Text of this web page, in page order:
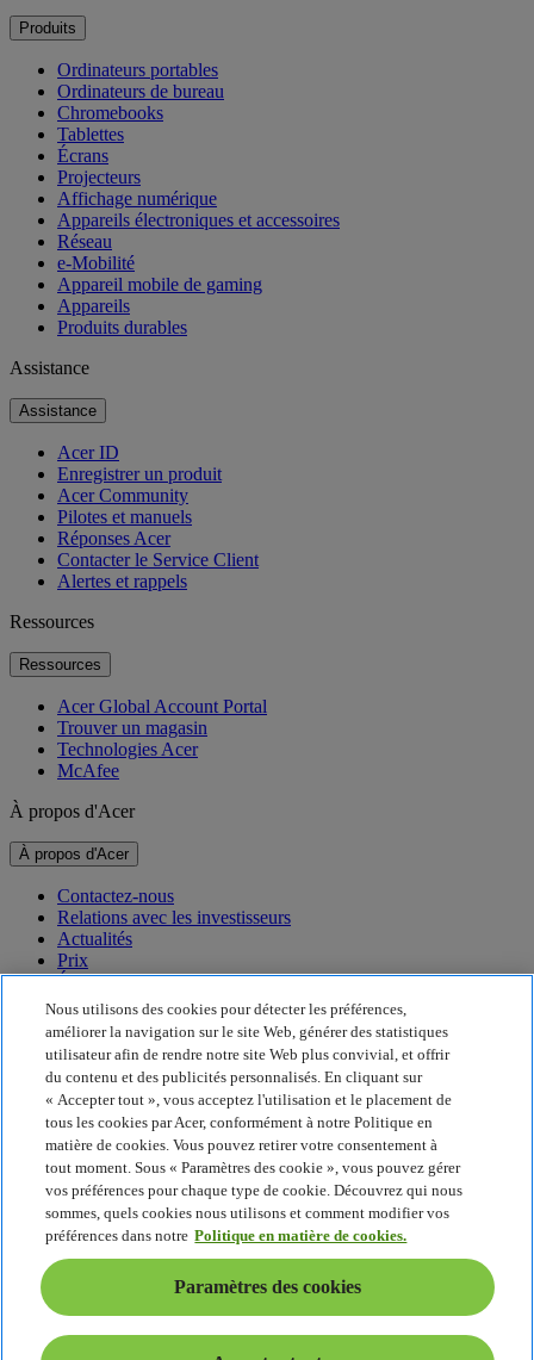
Produits
Ordinateurs portables
Ordinateurs de bureau
Chromebooks
Tablettes
Écrans
Projecteurs
Affichage numérique
Appareils électroniques et accessoires
Réseau
e-Mobilité
Appareil mobile de gaming
Appareils
Produits durables
Assistance
Assistance
Acer ID
Enregistrer un produit
Acer Community
Pilotes et manuels
Réponses Acer
Contacter le Service Client
Alertes et rappels
Ressources
Ressources
Acer Global Account Portal
Trouver un magasin
Technologies Acer
McAfee
À propos d'Acer
À propos d'Acer
Contactez-nous
Relations avec les investisseurs
Actualités
Prix
Événements
Développement durable
Développement durable
Responsabilité sociale de l'entreprise
Empreinte carbone du produit
Project Humanity
Earthion
Politique de confidentialité
Politique en matière de cookies
Mentions légales
Informations légales supplémentaires
Politique en matière d'accessibilité
Paramètres des cookies
France - Français
Nous utilisons des cookies pour détecter les préférences,
améliorer la navigation sur le site Web, générer des statistiques
utilisateur afin de rendre notre site Web plus convivial, et offrir
du contenu et des publicités personnalisés. En cliquant sur
« Accepter tout », vous acceptez l'utilisation et le placement de
tous les cookies par Acer, conformément à notre Politique en
matière de cookies. Vous pouvez retirer votre consentement à
tout moment. Sous « Paramètres des cookie », vous pouvez gérer
vos préférences pour chaque type de cookie. Découvrez qui nous
sommes, quels cookies nous utilisons et comment modifier vos
préférences dans notre Politique en matière de cookies.
Paramètres des cookies